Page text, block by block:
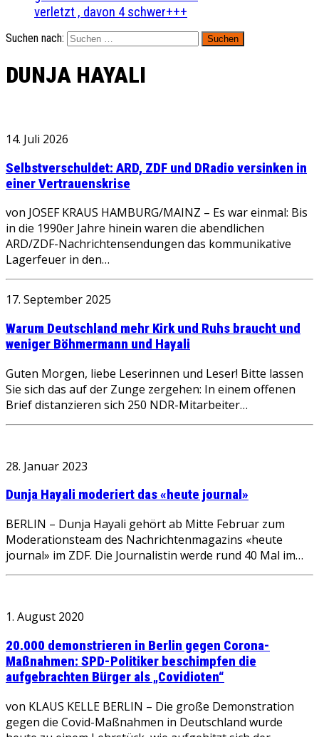
verletzt , davon 4 schwer+++
Suchen nach:
DUNJA HAYALI
14. Juli 2026
Selbstverschuldet: ARD, ZDF und DRadio versinken in
einer Vertrauenskrise
von JOSEF KRAUS HAMBURG/MAINZ – Es war einmal: Bis
in die 1990er Jahre hinein waren die abendlichen
ARD/ZDF-Nachrichtensendungen das kommunikative
Lagerfeuer in den…
17. September 2025
Warum Deutschland mehr Kirk und Ruhs braucht und
weniger Böhmermann und Hayali
Guten Morgen, liebe Leserinnen und Leser! Bitte lassen
Sie sich das auf der Zunge zergehen: In einem offenen
Brief distanzieren sich 250 NDR-Mitarbeiter…
28. Januar 2023
Dunja Hayali moderiert das «heute journal»
BERLIN – Dunja Hayali gehört ab Mitte Februar zum
Moderationsteam des Nachrichtenmagazins «heute
journal» im ZDF. Die Journalistin werde rund 40 Mal im…
1. August 2020
20.000 demonstrieren in Berlin gegen Corona-
Maßnahmen: SPD-Politiker beschimpfen die
aufgebrachten Bürger als „Covidioten“
von KLAUS KELLE BERLIN – Die große Demonstration
gegen die Covid-Maßnahmen in Deutschland wurde